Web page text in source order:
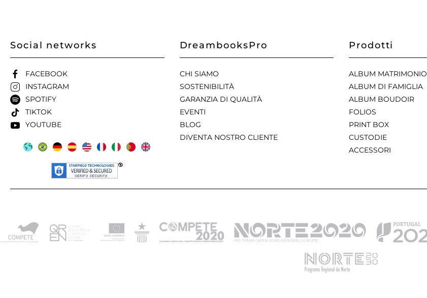
Social networks
FACEBOOK
INSTAGRAM
SPOTIFY
TIKTOK
YOUTUBE
DreambooksPro
CHI SIAMO
SOSTENIBILITÀ
GARANZIA DI QUALITÀ
EVENTI
BLOG
DIVENTA NOSTRO CLIENTE
Prodotti
ALBUM MATRIMONIO
ALBUM DI FAMIGLIA
ALBUM BOUDOIR
FOLIOS
PRINT BOX
CUSTODIE
ACCESSORI